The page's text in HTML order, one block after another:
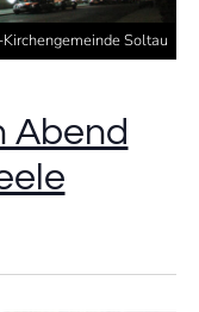
Soltau
Abend